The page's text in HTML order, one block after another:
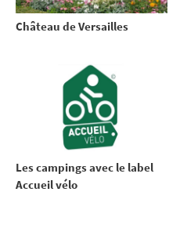
Château de Versailles
Les campings avec le label
Accueil vélo